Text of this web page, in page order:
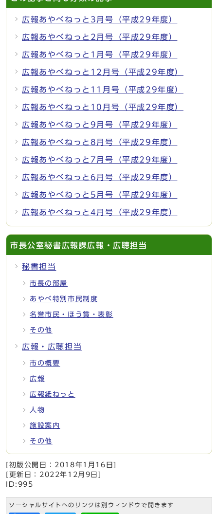
広報あやべねっと3月号（平成29年度）
広報あやべねっと2月号（平成29年度）
広報あやべねっと1月号（平成29年度）
広報あやべねっと12月号（平成29年度）
広報あやべねっと11月号（平成29年度）
広報あやべねっと10月号（平成29年度）
広報あやべねっと9月号（平成29年度）
広報あやべねっと8月号（平成29年度）
広報あやべねっと7月号（平成29年度）
広報あやべねっと6月号（平成29年度）
広報あやべねっと5月号（平成29年度）
広報あやべねっと4月号（平成29年度）
市長公室秘書広報課広報・広聴担当
秘書担当
市長の部屋
あやべ特別市民制度
名誉市民・ほう賞・表彰
その他
広報・広聴担当
市の概要
広報
広報紙ねっと
人物
施設案内
その他
[初版公開日： 2018年1月16日
[更新日： 2022年12月9日
ID:995
ソーシャルサイトへのリンクは別ウィンドウで開きます